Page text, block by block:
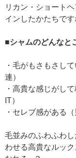
リカン・ショート
インしたかたちです
■シャムのどんなと
・毛がもさもさし
連）
・高貴な感じがし
IT）
・セレブ感がある
毛並みのふわふわ
わせる高貴なルッ